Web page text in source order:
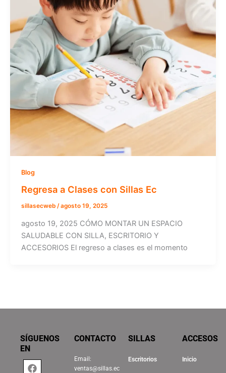
Blog
Regresa a Clases con Sillas Ec
sillasecweb /agosto 19, 2025
agosto 19, 2025 CÓMO MONTAR UN ESPACIO
SALUDABLE CON SILLA, ESCRITORIO Y
ACCESORIOS El regreso a clases es el momento
SÍGUENOS
EN
Facebook
Instagram
Tiktok
Linkedin
CONTACTO
Email:
ventas@sillas.ec
SILLAS
Escritorios
ACCESOS
Inicio